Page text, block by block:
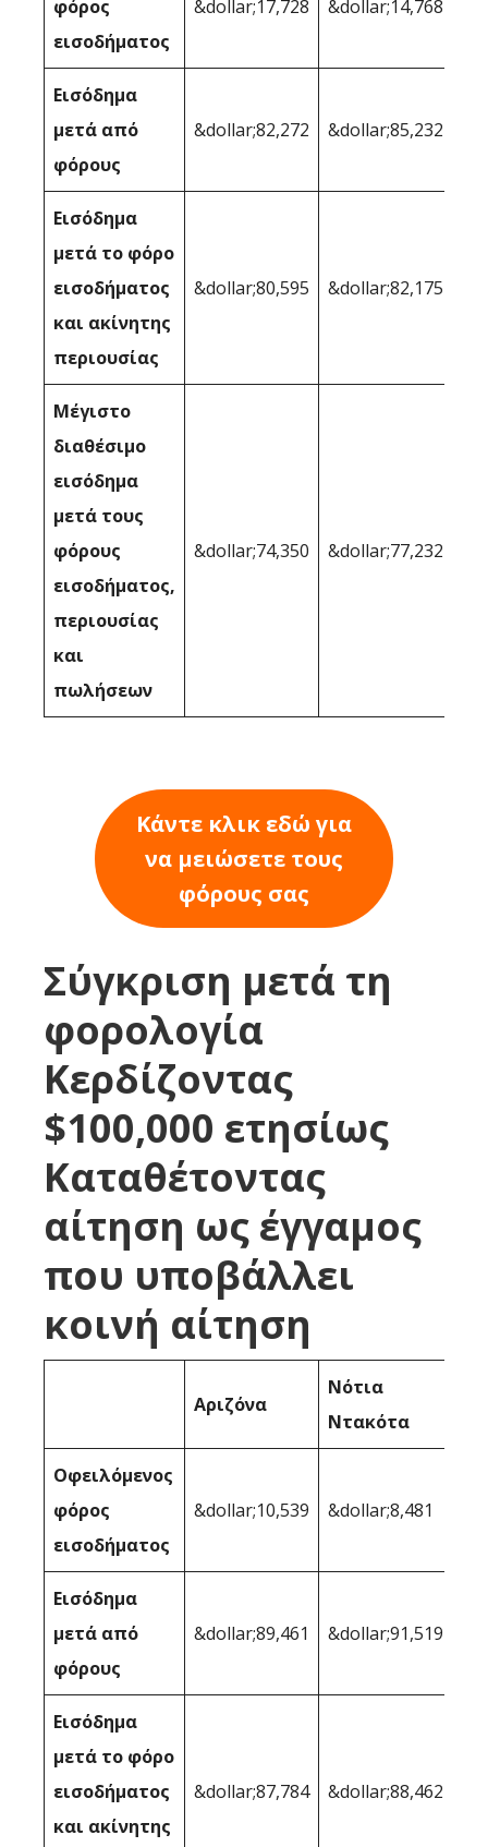
φόρος
εισοδήματος
&dollar;17,728 &dollar;14,768
Εισόδημα
μετά από
φόρους
&dollar;82,272 &dollar;85,232
Εισόδημα
μετά το φόρο
εισοδήματος
και ακίνητης
περιουσίας
&dollar;80,595 &dollar;82,175
Μέγιστο
διαθέσιμο
εισόδημα
μετά τους
φόρους
εισοδήματος,
περιουσίας
και
πωλήσεων
&dollar;74,350 &dollar;77,232
Κάντε κλικ εδώ για
να μειώσετε τους
φόρους σας
Σύγκριση μετά τη
φορολογία
Κερδίζοντας
$100,000 ετησίως
Καταθέτοντας
αίτηση ως έγγαμος
που υποβάλλει
κοινή αίτηση
Αριζόνα
Νότια
Ντακότα
Οφειλόμενος
φόρος
εισοδήματος
&dollar;10,539 &dollar;8,481
Εισόδημα
μετά από
φόρους
&dollar;89,461 &dollar;91,519
Εισόδημα
μετά το φόρο
εισοδήματος
και ακίνητης
&dollar;87,784 &dollar;88,462